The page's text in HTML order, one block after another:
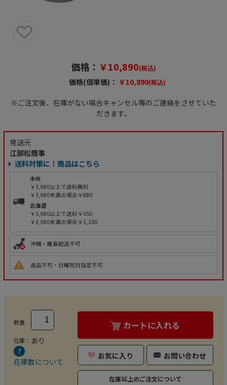
価格： ￥10,890(税込)
価格(個単価)： ￥10,890(税込)
※ご注文後、在庫がない場合キャンセル等のご連絡をさせていた
だきます。
発送元
江部松商事
送料対策に！商品はこちら
本州
￥3,980以上で送料無料
￥3,980未満の場合￥880
北海道
￥3,980以上で送料￥550
￥3,980未満の場合￥1,100
沖縄・離島配送不可
返品不可・日曜祝日指定不可
数量
在庫： あり
在庫数について
カートに入れる
お気に入り お問い合わせ
在庫以上のご注文について